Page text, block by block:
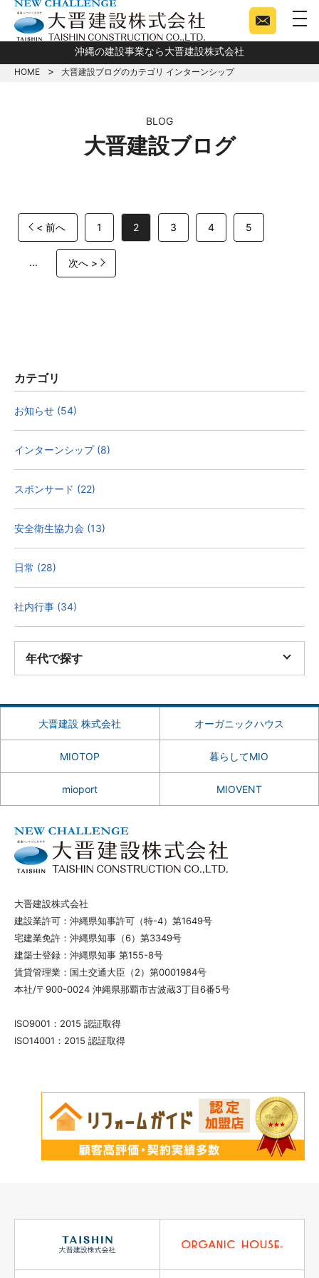
沖縄の建設事業なら大晋建設株式会社
HOME 大晋建設ブログのカテゴリ インターンシップ
BLOG
大晋建設ブログ
< 前へ 1 2 3 4 5
... 次へ >
カテゴリ
お知らせ (54)
インターンシップ (8)
スポンサード (22)
安全衛生協力会 (13)
日常 (28)
社内行事 (34)
年代で探す
大晋建設 株式会社 オーガニックハウス
MIOTOP 暮らしてMIO
mioport MIOVENT
大晋建設株式会社
建設業許可：沖縄県知事許可（特-4）第1649号
宅建業免許：沖縄県知事（6）第3349号
建築士登録：沖縄県知事 第155-8号
賃貸管理業：国土交通大臣（2）第0001984号
本社/〒900-0024 沖縄県那覇市古波蔵3丁目6番5号
ISO9001：2015 認証取得
ISO14001：2015 認証取得